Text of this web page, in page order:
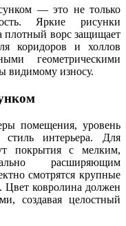
— это не только
Яркие рисунки
плотный ворс защищает
коридоров и холлов
геометрическими
видимому износу.
помещения, уровень
интерьера. Для
покрытия с мелким,
расширяющим
смотрятся крупные
Цвет ковролина должен
создавая целостный